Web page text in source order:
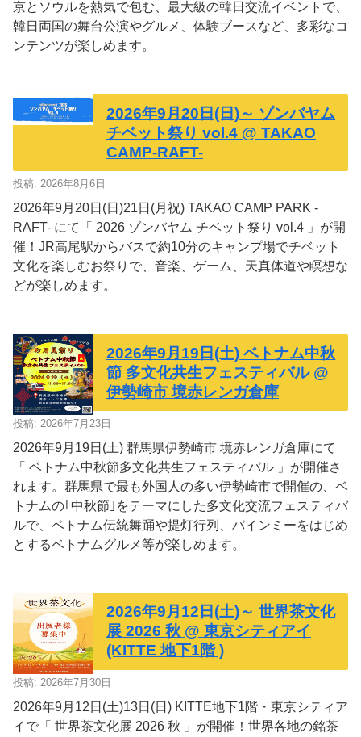
京とソウルを熱気で包む、最大級の韓日交流イベントで、
韓日両国の舞台公演やグルメ、体験ブースなど、多彩なコ
ンテンツが楽しめます。
2026年9月20日(日)～ ゾンバヤム
チベット祭り vol.4 @ TAKAO
CAMP-RAFT-
投稿: 2026年8月6日
2026年9月20日(日)21日(月祝) TAKAO CAMP PARK -
RAFT- にて「 2026 ゾンバヤム チベット祭り vol.4 」が開
催！JR高尾駅からバスで約10分のキャンプ場でチベット
文化を楽しむお祭りで、音楽、ゲーム、天真体道や瞑想な
どが楽しめます。
2026年9月19日(土) ベトナム中秋
節 多文化共生フェスティバル @
伊勢崎市 境赤レンガ倉庫
投稿: 2026年7月23日
2026年9月19日(土) 群馬県伊勢崎市 境赤レンガ倉庫にて
「 ベトナム中秋節多文化共生フェスティバル 」が開催さ
れます。群馬県で最も外国人の多い伊勢崎市で開催の、ベ
トナムの｢中秋節｣をテーマにした多文化交流フェスティバ
ルで、ベトナム伝統舞踊や提灯行列、バインミーをはじめ
とするベトナムグルメ等が楽しめます。
2026年9月12日(土)～ 世界茶文化
展 2026 秋 @ 東京シティアイ
(KITTE 地下1階 )
投稿: 2026年7月30日
2026年9月12日(土)13日(日) KITTE地下1階・東京シティア
イで「 世界茶文化展 2026 秋 」が開催！世界各地の銘茶